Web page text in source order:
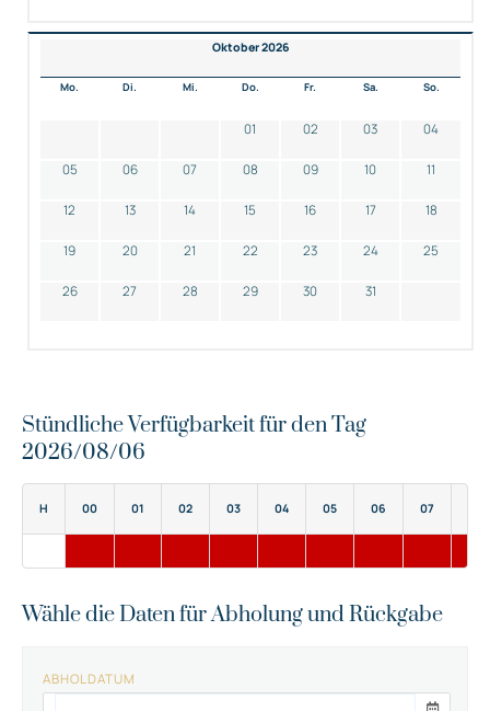
Oktober 2026
Mo. Di. Mi. Do. Fr. Sa. So.
01 02 03 04
05 06 07 08 09 10 11
12 13 14 15 16 17 18
19 20 21 22 23 24 25
26 27 28 29 30 31
Stündliche Verfügbarkeit für den Tag
2026/08/06
H 00 01 02 03 04 05 06 07
Wähle die Daten für Abholung und Rückgabe
ABHOLDATUM